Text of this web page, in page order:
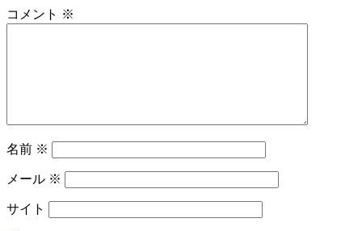
コメント ※
名前 ※
メール ※
サイト